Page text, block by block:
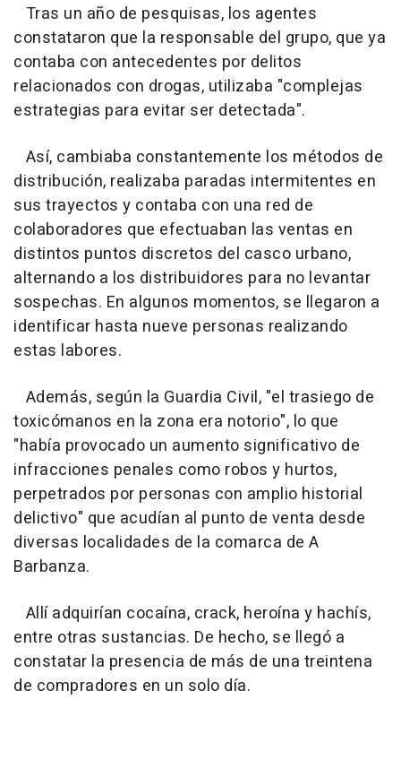
Tras un año de pesquisas, los agentes
constataron que la responsable del grupo, que ya
contaba con antecedentes por delitos
relacionados con drogas, utilizaba "complejas
estrategias para evitar ser detectada".
Así, cambiaba constantemente los métodos de
distribución, realizaba paradas intermitentes en
sus trayectos y contaba con una red de
colaboradores que efectuaban las ventas en
distintos puntos discretos del casco urbano,
alternando a los distribuidores para no levantar
sospechas. En algunos momentos, se llegaron a
identificar hasta nueve personas realizando
estas labores.
Además, según la Guardia Civil, "el trasiego de
toxicómanos en la zona era notorio", lo que
"había provocado un aumento significativo de
infracciones penales como robos y hurtos,
perpetrados por personas con amplio historial
delictivo" que acudían al punto de venta desde
diversas localidades de la comarca de A
Barbanza.
Allí adquirían cocaína, crack, heroína y hachís,
entre otras sustancias. De hecho, se llegó a
constatar la presencia de más de una treintena
de compradores en un solo día.